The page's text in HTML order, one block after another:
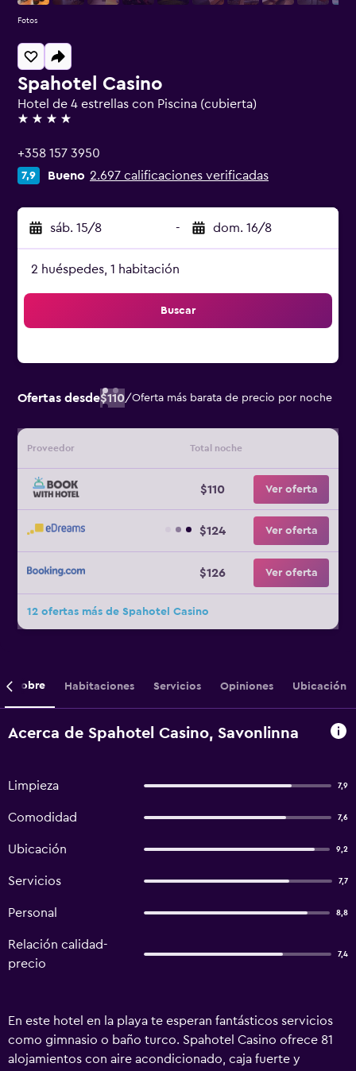
Spahotel Casino
Hotel de 4 estrellas con Piscina (cubierta)
4 estrellas
+358 157 3950
7,9 Bueno 2.697 calificaciones verificadas
sáb. 15/8 - dom. 16/8
2 huéspedes, 1 habitación
Buscar
Ofertas desde$110/Oferta más barata de precio por noche
Proveedor Total noche
$110 Ver oferta
$124 Ver oferta
$126 Ver oferta
12 ofertas más de Spahotel Casino
Fotos
Sobre Habitaciones Servicios Opiniones Ubicación
Acerca de Spahotel Casino, Savonlinna
Limpieza 7,9
Comodidad 7,6
Ubicación 9,2
Servicios 7,7
Personal 8,8
Relación calidad-
precio
7,4
En este hotel en la playa te esperan fantásticos servicios
como gimnasio o baño turco. Spahotel Casino ofrece 81
alojamientos con aire acondicionado, caja fuerte y